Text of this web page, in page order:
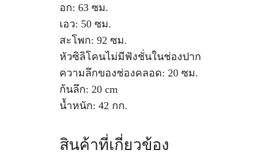
อก: 63 ซม.
เอว: 50 ซม.
สะโพก: 92 ซม.
หัวซิลิโคนไม่มีฟังชั่นในช่องปาก
ความลึกของช่องคลอด: 20 ซม.
ก้นลึก: 20 cm
น้ำหนัก: 42 กก.
สินค้าที่เกี่ยวข้อง